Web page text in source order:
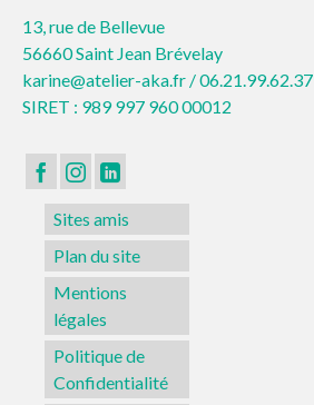
13, rue de Bellevue
56660 Saint Jean Brévelay
karine@atelier-aka.fr /06.21.99.62.37
SIRET : 989 997 960 00012
Sites amis
Plan du site
Mentions
légales
Politique de
Confidentialité